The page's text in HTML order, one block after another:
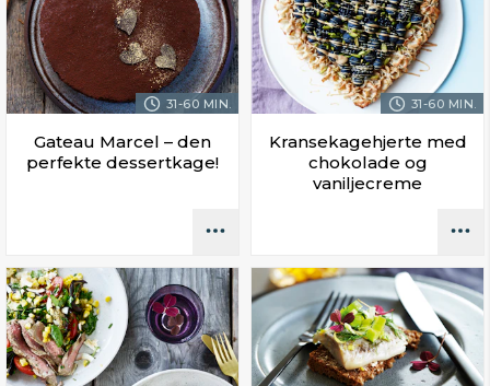
31-60 MIN.
Gateau Marcel – den
perfekte dessertkage!
31-60 MIN.
Kransekagehjerte med
chokolade og
vaniljecreme